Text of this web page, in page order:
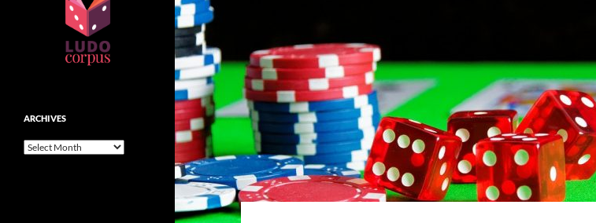
ARCHIVES
Archives